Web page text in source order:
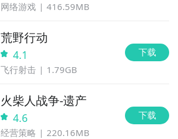
网络游戏 416.59MB
荒野行动
4.1
飞行射击 1.79GB
下载
火柴人战争-遗产
4.6
经营策略 220.16MB
下载